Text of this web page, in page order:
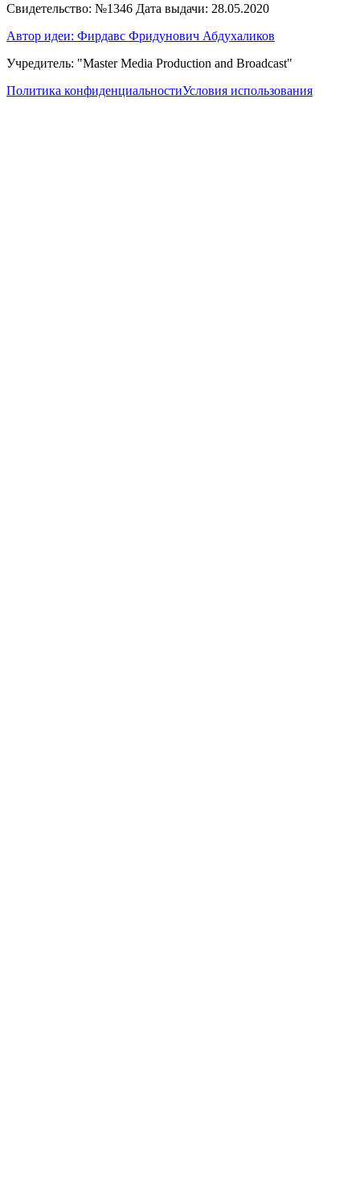
Свидетельство: №1346 Дата выдачи: 28.05.2020
Автор идеи: Фирдавс Фридунович Абдухаликов
Учредитель: "Master Media Production and Broadcast"
Политика конфиденциальностиУсловия использования